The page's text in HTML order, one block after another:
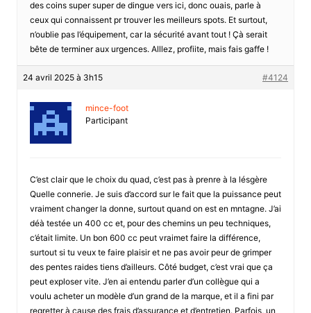
des coins super super de dingue vers ici, donc ouais, parle à
ceux qui connaissent pr trouver les meilleurs spots. Et surtout,
n’oublie pas l’équipement, car la sécurité avant tout ! Çà serait
bête de terminer aux urgences. Alllez, profiite, mais fais gaffe !
24 avril 2025 à 3h15 #4124
mince-foot
Participant
C’est clair que le choix du quad, c’est pas à prenre à la lésgère
Quelle connerie. Je suis d’accord sur le fait que la puissance peut
vraiment changer la donne, surtout quand on est en mntagne. J’ai
déà testée un 400 cc et, pour des chemins un peu techniques,
c’était limite. Un bon 600 cc peut vraimet faire la différence,
surtout si tu veux te faire plaisir et ne pas avoir peur de grimper
des pentes raides tiens d’ailleurs. Côté budget, c’est vrai que ça
peut exploser vite. J’en ai entendu parler d’un collègue qui a
voulu acheter un modèle d’un grand de la marque, et il a fini par
regretter à cause des frais d’assurance et d’entretien. Parfois, un